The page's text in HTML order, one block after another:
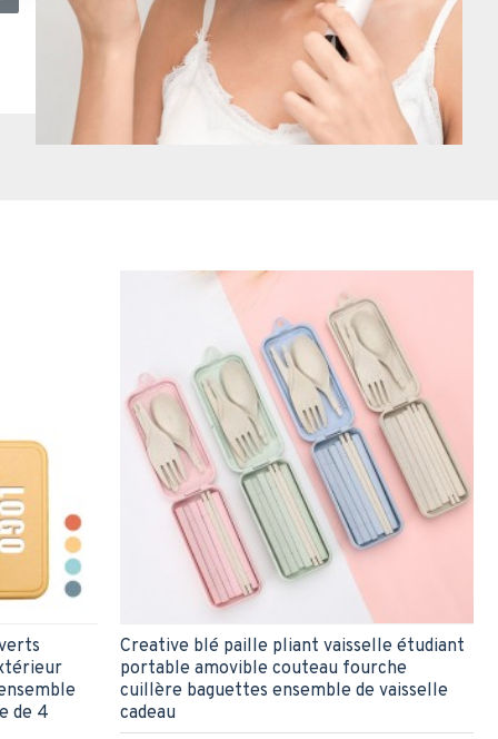
de 4
Creative blé paille pliant vaisselle étudiant
portable amovible couteau fourche
cuillère baguettes ensemble de vaisselle
cadeau